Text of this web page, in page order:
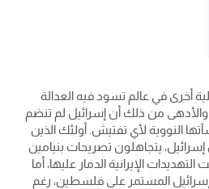
إسرائيلية أخرى في عالم تسود فيه العدالة
والأدهى من ذلك أن إسرائيل لم تنضم
النووية لأي تفتيش. أولئك الذين
إسرائيل، يتجاهلون تصريحات بنيامين
؛ لقد جلبت التهديدات الإيرانية الدمار عليها، أما
إسرائيل المستمر على فلسطين، رغم